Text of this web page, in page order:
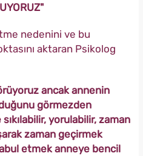
nedenini ve bu
aktaran Psikolog
ancak annenin
görmezden
yorulabilir, zaman
zaman geçirmek
etmek anneye bencil